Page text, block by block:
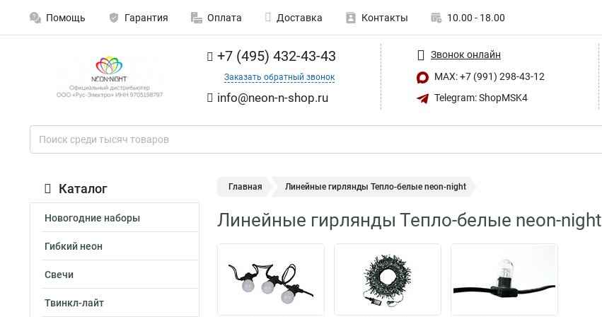
Помощь Гарантия Оплата Доставка Контакты 10.00 - 18.00
+7 (495) 432-43-43
Заказать обратный звонок
info@neon-n-shop.ru
Звонок онлайн
MAX: +7 (991) 298-43-12
Telegram: ShopMSK4
Каталог
Новогодние наборы
Гибкий неон
Свечи
Твинкл-лайт
Главная Линейные гирлянды Тепло-белые neon-night
Линейные гирлянды Тепло-белые neon-night